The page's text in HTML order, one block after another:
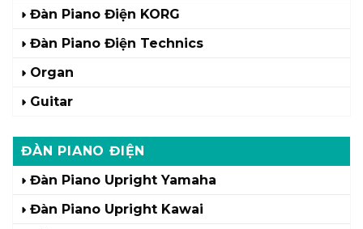
Đàn Piano Điện KORG
Đàn Piano Điện Technics
Organ
Guitar
ĐÀN PIANO ĐIỆN
Đàn Piano Upright Yamaha
Đàn Piano Upright Kawai